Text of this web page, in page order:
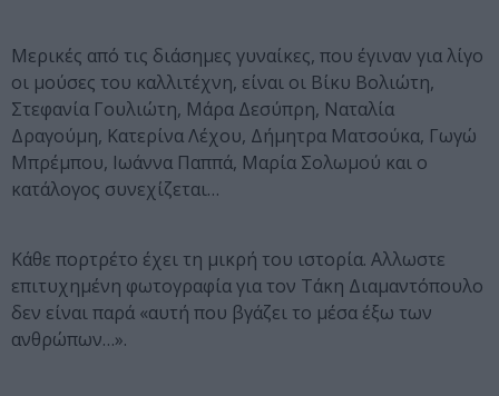
Μερικές από τις διάσημες γυναίκες, που έγιναν για λίγο
οι μούσες του καλλιτέχνη, είναι οι Βίκυ Βολιώτη,
Στεφανία Γουλιώτη, Μάρα Δεσύπρη, Ναταλία
Δραγούμη, Κατερίνα Λέχου, Δήμητρα Ματσούκα, Γωγώ
Μπρέμπου, Ιωάννα Παππά, Μαρία Σολωμού και ο
κατάλογος συνεχίζεται…
Κάθε πορτρέτο έχει τη μικρή του ιστορία. Αλλωστε
επιτυχημένη φωτογραφία για τον Τάκη Διαμαντόπουλο
δεν είναι παρά «αυτή που βγάζει το μέσα έξω των
ανθρώπων…».